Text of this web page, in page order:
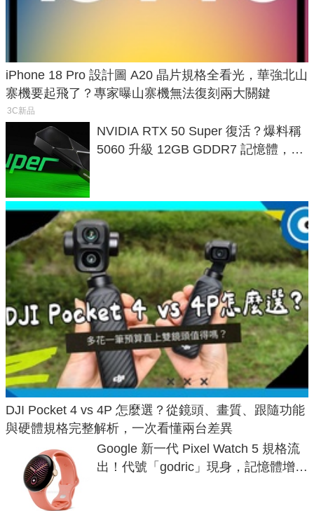
iPhone 18 Pro 設計圖 A20 晶片規格全看光，華強北山
寨機要起飛了？專家曝山寨機無法復刻兩大關鍵
3C新品
NVIDIA RTX 50 Super 復活？爆料稱
5060 升級 12GB GDDR7 記憶體，這
DJI Pocket 4 vs 4P 怎麼選？從鏡頭、畫質、跟隨功能
與硬體規格完整解析，一次看懂兩台差異
Google 新一代 Pixel Watch 5 規格流
出！代號「godric」現身，記憶體增強